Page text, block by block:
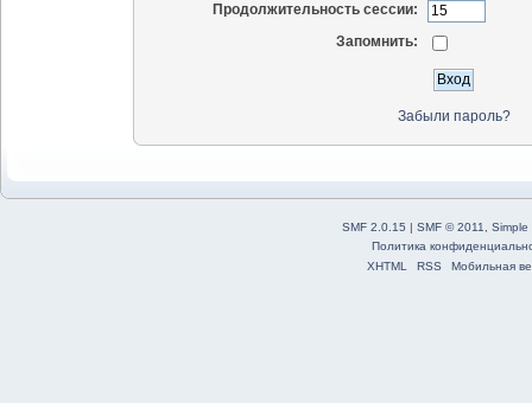
Продолжительность сессии:
Запомнить:
Забыли пароль?
SMF 2.0.15 | SMF © 2011
Simple
Политика
XHTML
RSS Мобильная